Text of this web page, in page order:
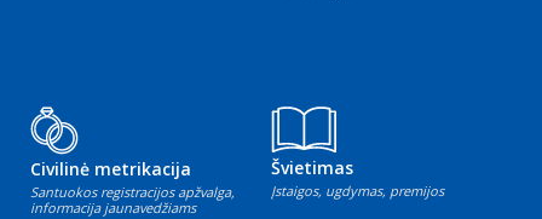
Civilinė metrikacija
Santuokos registracijos apžvalga,
informacija jaunavedžiams
Švietimas
Įstaigos, ugdymas, premijos